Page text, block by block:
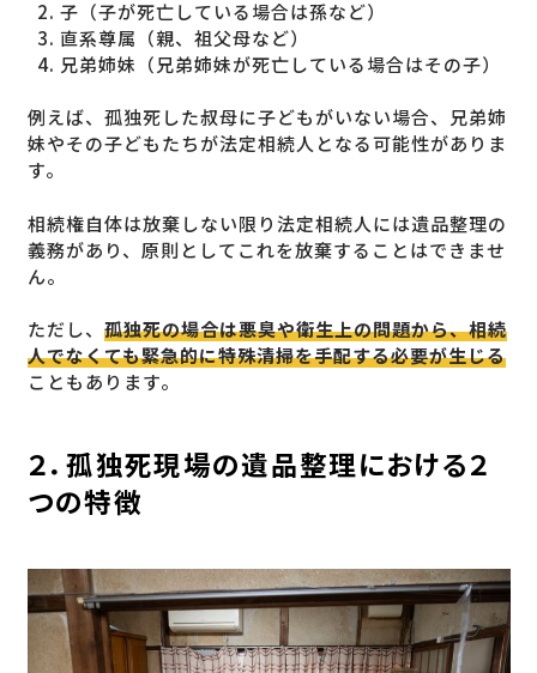
子（子が死亡している場合は孫など）
直系尊属（親、祖父母など）
兄弟姉妹（兄弟姉妹が死亡している場合はその子）
例えば、孤独死した叔母に子どもがいない場合、兄弟姉
妹やその子どもたちが法定相続人となる可能性がありま
す。
相続権自体は放棄しない限り法定相続人には遺品整理の
義務があり、原則としてこれを放棄することはできませ
ん。
ただし、 孤独死の場合は悪臭や衛生上の問題から、相続
人でなくても緊急的に特殊清掃を手配する必要が生じる
こともあります。
２．孤独死現場の遺品整理における２
つの特徴